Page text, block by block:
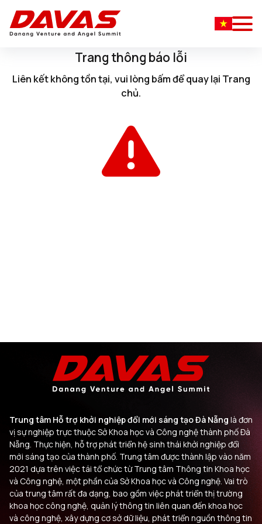
Trang thông báo lỗi
Liên kết không tồn tại, vui lòng bấmđể quay lại Trang
chủ.
Trung tâm Hỗ trợ khởi nghiệp đổi mới sáng tạo Đà Nẵng là đơn
vị sự nghiệp trực thuộc Sở Khoa học và Công nghệ thành phố Đà
Nẵng. Thực hiện, hỗ trợ phát triển hệ sinh thái khởi nghiệp đổi
mới sáng tạo của thành phố. Trung tâm được thành lập vào năm
2021 dựa trên việc tái tổ chức từ Trung tâm Thông tin Khoa học
và Công nghệ, một phần của Sở Khoa học và Công nghệ. Vai trò
của trung tâm rất đa dạng, bao gồm việc phát triển thị trường
khoa học công nghệ, quản lý thông tin liên quan đến khoa học
và công nghệ, xây dựng cơ sở dữ liệu, phát triển nguồn thông tin